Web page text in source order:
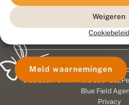
Weigeren
Cookiebeleid
Meld waarnemingen
© 2026
Duurzaam ontwikkeld door
Blue Field
Privacy